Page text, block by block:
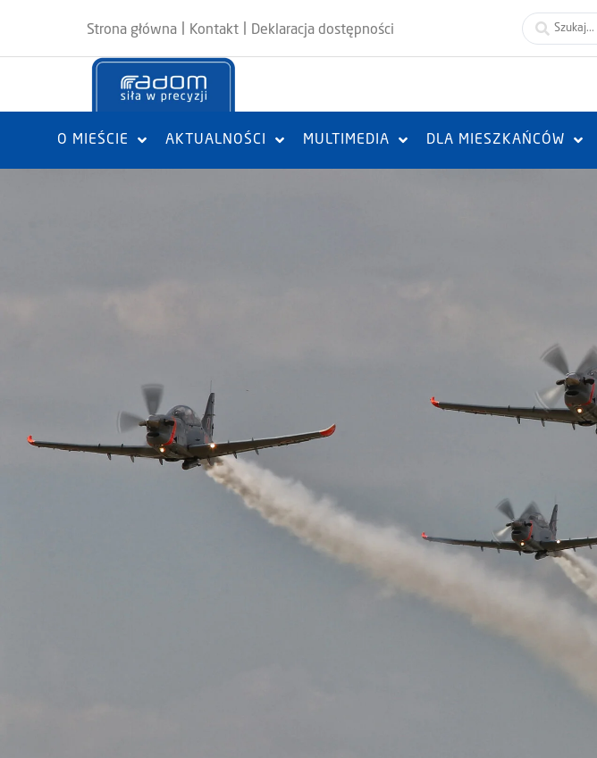
Strona główna Kontakt Deklaracja dostępności
O MIEŚCIE AKTUALNOŚCI MULTIMEDIA DLA MIESZKAŃCÓW